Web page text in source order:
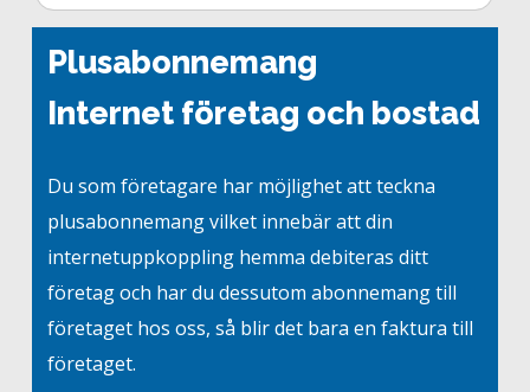
Plusabonnemang
Internet företag och bostad
Du som företagare har möjlighet att teckna
plusabonnemang vilket innebär att din
internetuppkoppling hemma debiteras ditt
företag och har du dessutom abonnemang till
företaget hos oss, så blir det bara en faktura till
företaget.